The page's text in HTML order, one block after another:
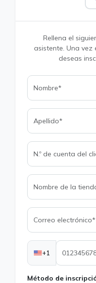
Rellena el
asistente. Una vez
deseas
+1
Método de